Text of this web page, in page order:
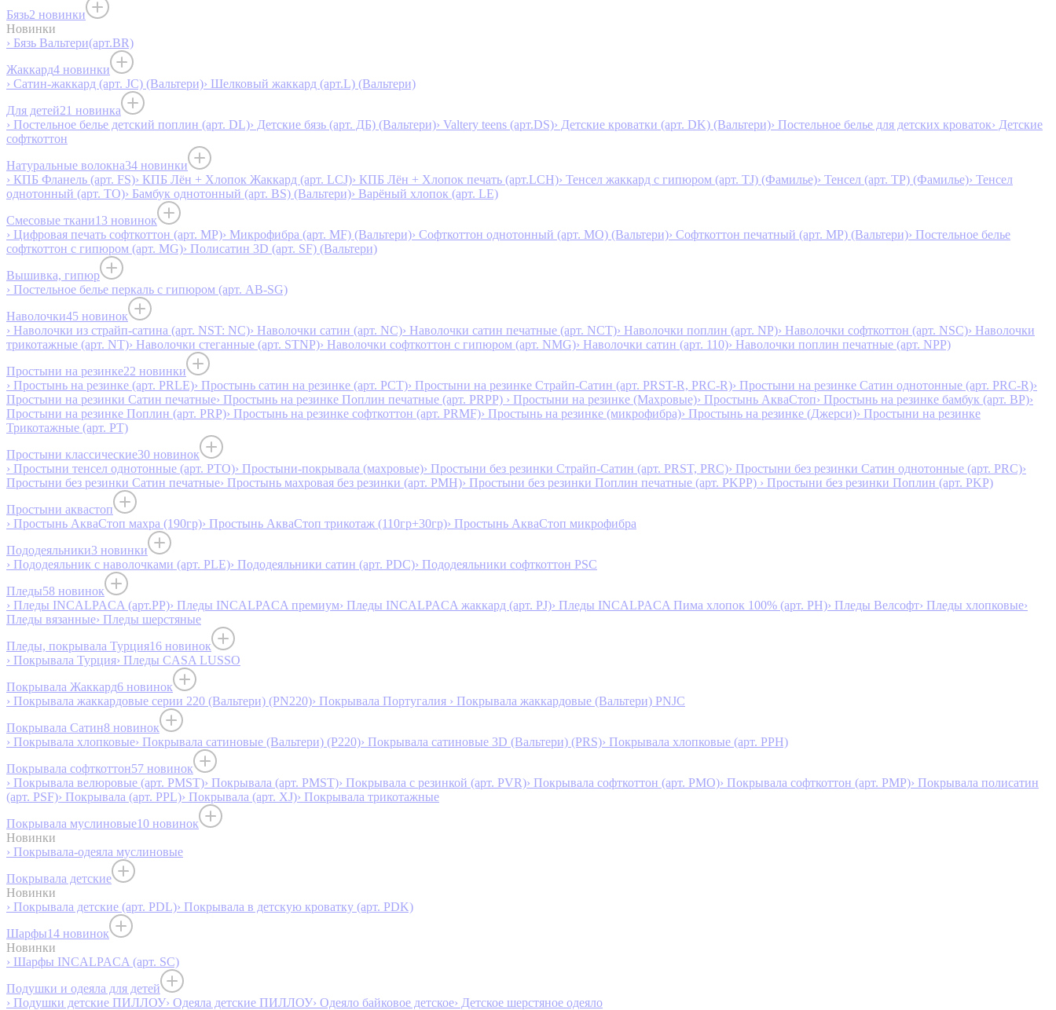
Бязь2 новинки
Новинки
› Бязь Вальтери(арт.BR)
Жаккард4 новинки
› Сатин-жаккард (арт. JC) (Вальтери)› Шелковый жаккард (арт.L) (Вальтери)
Для детей21 новинка
› Постельное белье детский поплин (арт. DL)› Детские бязь (арт. ДБ) (Вальтери)› Valtery teens (арт.DS)› Детские кроватки (арт. DK) (Вальтери)› Постельное белье для детских кроваток› Детские
софткоттон
Натуральные волокна34 новинки
› КПБ Фланель (арт. FS)› КПБ Лён + Хлопок Жаккард (арт. LCJ)› КПБ Лён + Хлопок печать (арт.LCH)› Тенсел жаккард с гипюром (арт. TJ) (Фамилье)› Тенсел (арт. ТР) (Фамилье)› Тенсел
однотонный (арт. TO)› Бамбук однотонный (арт. BS) (Вальтери)› Варёный хлопок (арт. LE)
Смесовые ткани13 новинок
› Цифровая печать софткоттон (арт. MP)› Микрофибра (арт. MF) (Вальтери)› Софткоттон однотонный (арт. MO) (Вальтери)› Софткоттон печатный (арт. MР) (Вальтери)› Постельное белье
софткоттон с гипюром (арт. MG)› Полисатин 3D (арт. SF) (Вальтери)
Вышивка, гипюр
› Постельное белье перкаль с гипюром (арт. AB-SG)
Наволочки45 новинок
› Наволочки из страйп-сатина (арт. NST: NC)› Наволочки сатин (арт. NC)› Наволочки сатин печатные (арт. NCT)› Наволочки поплин (арт. NP)› Наволочки софткоттон (арт. NSC)› Наволочки
трикотажные (арт. NT)› Наволочки стеганные (арт. STNP)› Наволочки софткоттон с гипюром (арт. NMG)› Наволочки сатин (арт. 110)› Наволочки поплин печатные (арт. NPP)
Простыни на резинке22 новинки
› Простынь на резинке (арт. PRLE)› Простынь сатин на резинке (арт. PCT)› Простыни на резинке Страйп-Сатин (арт. PRST-R, PRC-R)› Простыни на резинке Сатин однотонные (арт. PRC-R)›
Простыни на резинки Сатин печатные› Простынь на резинке Поплин печатные (арт. PRPP) › Простыни на резинке (Махровые)› Простынь АкваСтоп› Простынь на резинке бамбук (арт. BP)›
Простыни на резинке Поплин (арт. PRP)› Простынь на резинке софткоттон (арт. PRMF)› Простынь на резинке (микрофибра)› Простынь на резинке (Джерси)› Простыни на резинке
Трикотажные (арт. РТ)
Простыни классические30 новинок
› Простыни тенсел однотонные (арт. PTO)› Простыни-покрывала (махровые)› Простыни без резинки Страйп-Сатин (арт. PRST, PRC)› Простыни без резинки Сатин однотонные (арт. PRC)›
Простыни без резинки Сатин печатные› Простынь махровая без резинки (арт. PMH)› Простыни без резинки Поплин печатные (арт. PKPP) › Простыни без резинки Поплин (арт. PKP)
Простыни аквастоп
› Простынь АкваСтоп махра (190гр)› Простынь АкваСтоп трикотаж (110гр+30гр)› Простынь АкваСтоп микрофибра
Пододеяльники3 новинки
› Пододеяльник с наволочками (арт. PLE)› Пододеяльники сатин (арт. PDC)› Пододеяльники софткоттон PSC
Пледы58 новинок
› Пледы INCALPACA (арт.PP)› Пледы INCALPACA премиум› Пледы INCALPACA жаккард (арт. PJ)› Пледы INCALPACA Пима хлопок 100% (арт. PH)› Пледы Велсофт› Пледы хлопковые›
Пледы вязанные› Пледы шерстяные
Пледы, покрывала Турция16 новинок
› Покрывала Турция› Пледы CASA LUSSO
Покрывала Жаккард6 новинок
› Покрывала жаккардовые серии 220 (Вальтери) (PN220)› Покрывала Португалия › Покрывала жаккардовые (Вальтери) PNJC
Покрывала Сатин8 новинок
› Покрывала хлопковые› Покрывала сатиновые (Вальтери) (P220)› Покрывала сатиновые 3D (Вальтери) (PRS)› Покрывала хлопковые (арт. PPH)
Покрывала софткоттон57 новинок
› Покрывала велюровые (арт. PMST)› Покрывала (арт. PMST)› Покрывала с резинкой (арт. PVR)› Покрывала софткоттон (арт. PMO)› Покрывала софткоттон (арт. PMP)› Покрывала полисатин
(арт. PSF)› Покрывала (арт. PPL)› Покрывала (арт. XJ)› Покрывала трикотажные
Покрывала муслиновые10 новинок
Новинки
› Покрывала-одеяла муслиновые
Покрывала детские
Новинки
› Покрывала детские (арт. PDL)› Покрывала в детскую кроватку (арт. PDK)
Шарфы14 новинок
Новинки
› Шарфы INCALPACA (арт. SC)
Подушки и одеяла для детей
› Подушки детские ПИЛЛОУ› Одеяла детские ПИЛЛОУ› Одеяло байковое детское› Детское шерстяное одеяло